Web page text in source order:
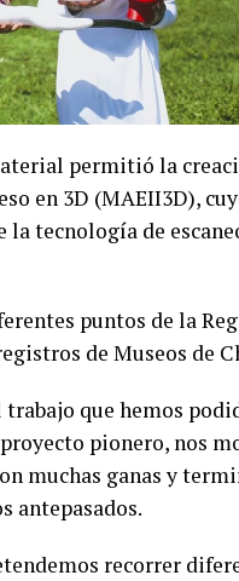
permitió la
en 3D (MAEII3D),
la tecnología de
puntos de la
de Museos de
que hemos
pionero, nos
muchas ganas y
antepasados.
recorrer